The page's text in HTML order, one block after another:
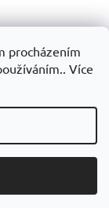
procházením
Více